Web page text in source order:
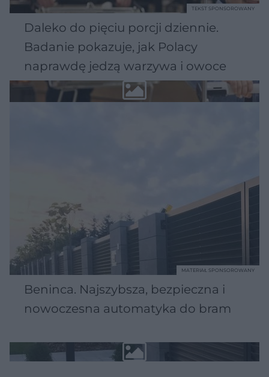
Daleko do pięciu porcji dziennie.
Badanie pokazuje, jak Polacy
naprawdę jedzą warzywa i owoce
TEKST SPONSOROWANY
Beninca. Najszybsza, bezpieczna i
nowoczesna automatyka do bram
MATERIAŁ SPONSOROWANY